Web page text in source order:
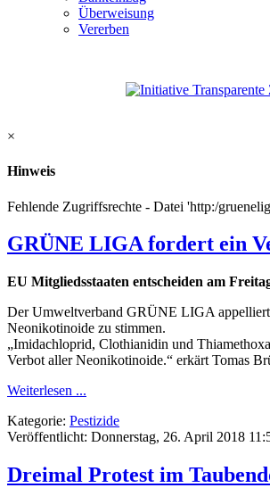
Überweisung
Vererben
×
Hinweis
Fehlende Zugriffsrechte - Datei 'http:/
GRÜNE LIGA fordert ein
EU Mitgliedsstaaten entscheiden am
Der Umweltverband GRÜNE LIGA appelliert
Neonikotinoide zu stimmen.
„Imidachloprid, Clothianidin und
Verbot aller Neonikotinoide.“ erkärt Tomas
Weiterlesen ...
Kategorie: Pestizide
Veröffentlicht: Donnerstag, 26. April 2018
Dreimal Protest im